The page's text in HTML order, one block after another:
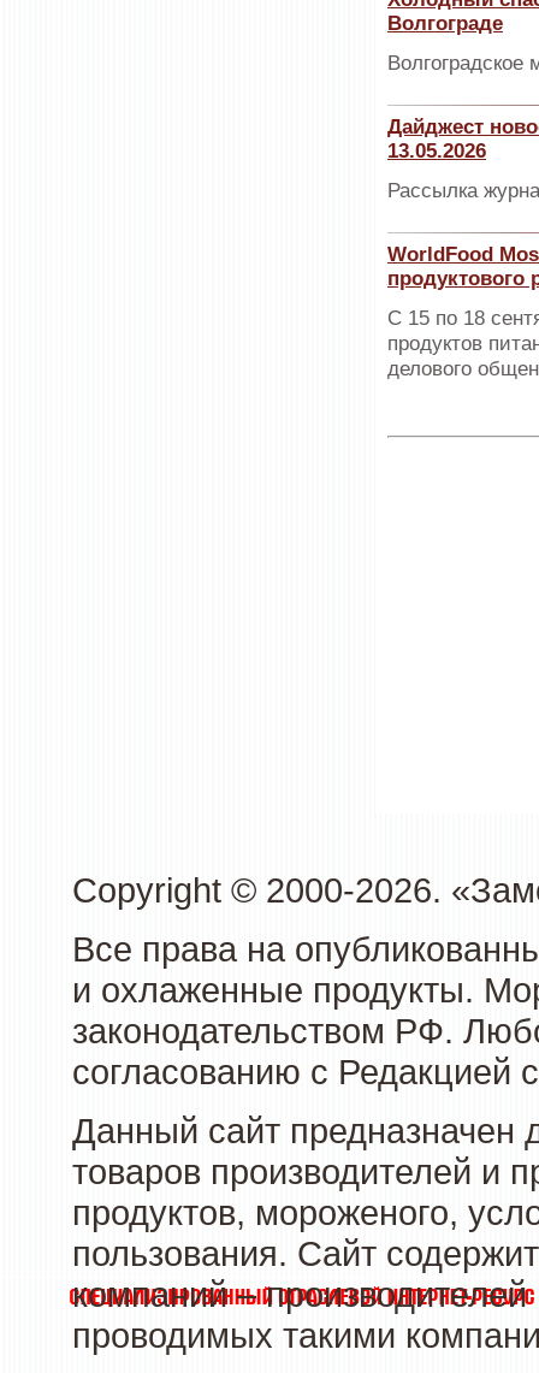
Волгограде
Волгоградское
Дайджест
13.05.2026
Рассылка
WorldFood
продуктового
С 15 по 18
продуктов
делового
Copyright © 2000-2026.
Все права на
и охлаженные продукты.
законодательством РФ.
согласованию с Редакцией
Данный сайт предназначен
товаров производителей и
продуктов, мороженого,
пользования. Сайт
компаний –
проводимых такими